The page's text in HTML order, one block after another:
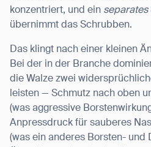
konzentriert, und ein separates
übernimmt das Schrubben.
Das klingt nach einer kleinen
Bei der in der Branche
die Walze zwei
leisten — Schmutz nach oben
(was aggressive
Anpressdruck für sauberes
(was ein anderes Borsten- und